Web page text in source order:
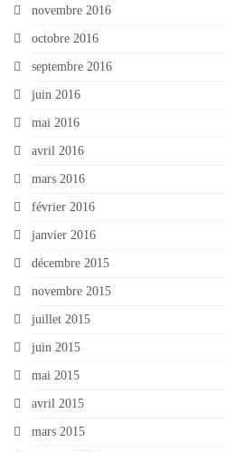
novembre 2016
octobre 2016
septembre 2016
juin 2016
mai 2016
avril 2016
mars 2016
février 2016
janvier 2016
décembre 2015
novembre 2015
juillet 2015
juin 2015
mai 2015
avril 2015
mars 2015